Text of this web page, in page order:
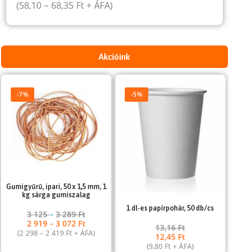
(58,10– 68,35 Ft + ÁFA)
Akcióink
-7%
Gumigyűrű, ipari, 50 x 1,5 mm, 1
kg sárga gumiszalag
3 125–3 289Ft
2 919–3 072 Ft
(2 298–2 419 Ft + ÁFA)
-5%
1 dl-es papírpohár, 50 db/cs
13,16Ft
12,45 Ft
(9,80 Ft+ ÁFA)